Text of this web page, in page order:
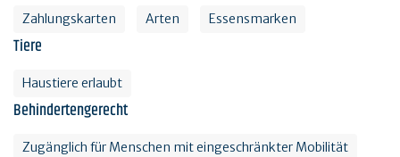
Zahlungskarten Arten Essensmarken
Tiere
Haustiere erlaubt
Behindertengerecht
Zugänglich für Menschen mit eingeschränkter Mobilität